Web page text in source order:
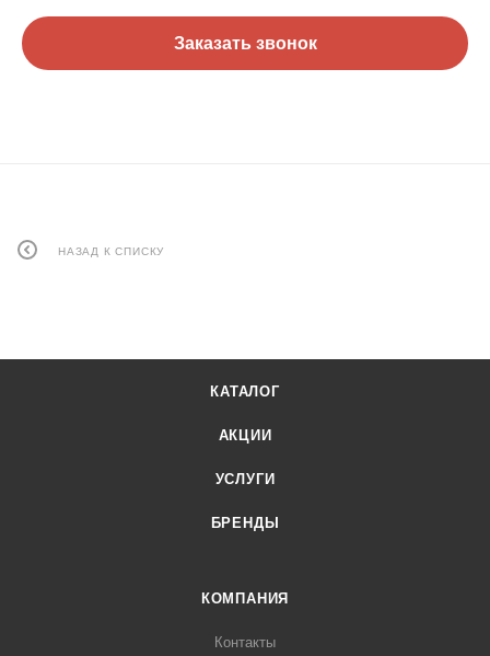
Заказать звонок
НАЗАД К СПИСКУ
КАТАЛОГ
АКЦИИ
УСЛУГИ
БРЕНДЫ
КОМПАНИЯ
Контакты